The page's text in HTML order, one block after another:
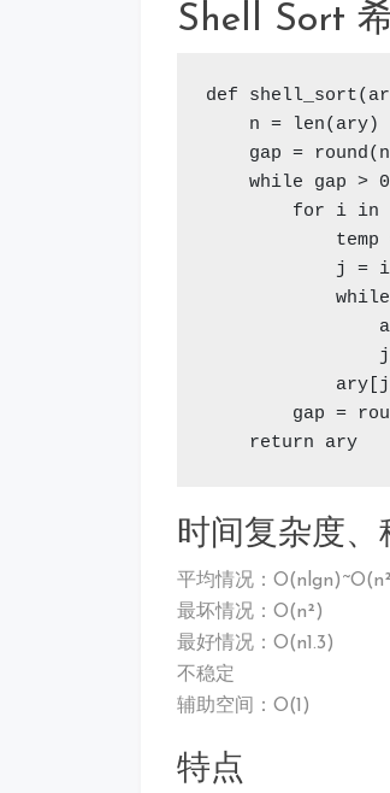
Shell Sort
def
    n = len(ary)
gap =
while gap >
for i in
temp
            j = i
gap =
    return ary
时间复杂度、
平均情况：
最坏情况：O(n²)
最好情况：O(n1.3)
不稳定
辅助空间：O(1)
特点